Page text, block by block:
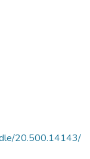
20.500.14143/